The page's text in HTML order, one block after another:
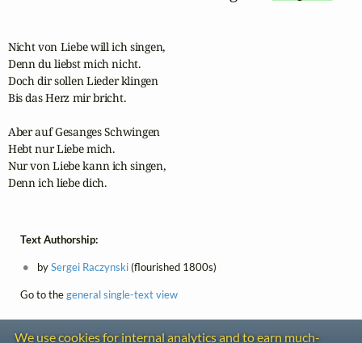
Nicht von Liebe will ich singen,
Denn du liebst mich nicht.
Doch dir sollen Lieder klingen
Bis das Herz mir bricht.
Aber auf Gesanges Schwingen
Hebt nur Liebe mich.
Nur von Liebe kann ich singen,
Denn ich liebe dich.
Text Authorship:
bySergei Raczynski(flourished 1800s)
Go to thegeneral single-text view
We use cookies for internal analytics and to earn much-